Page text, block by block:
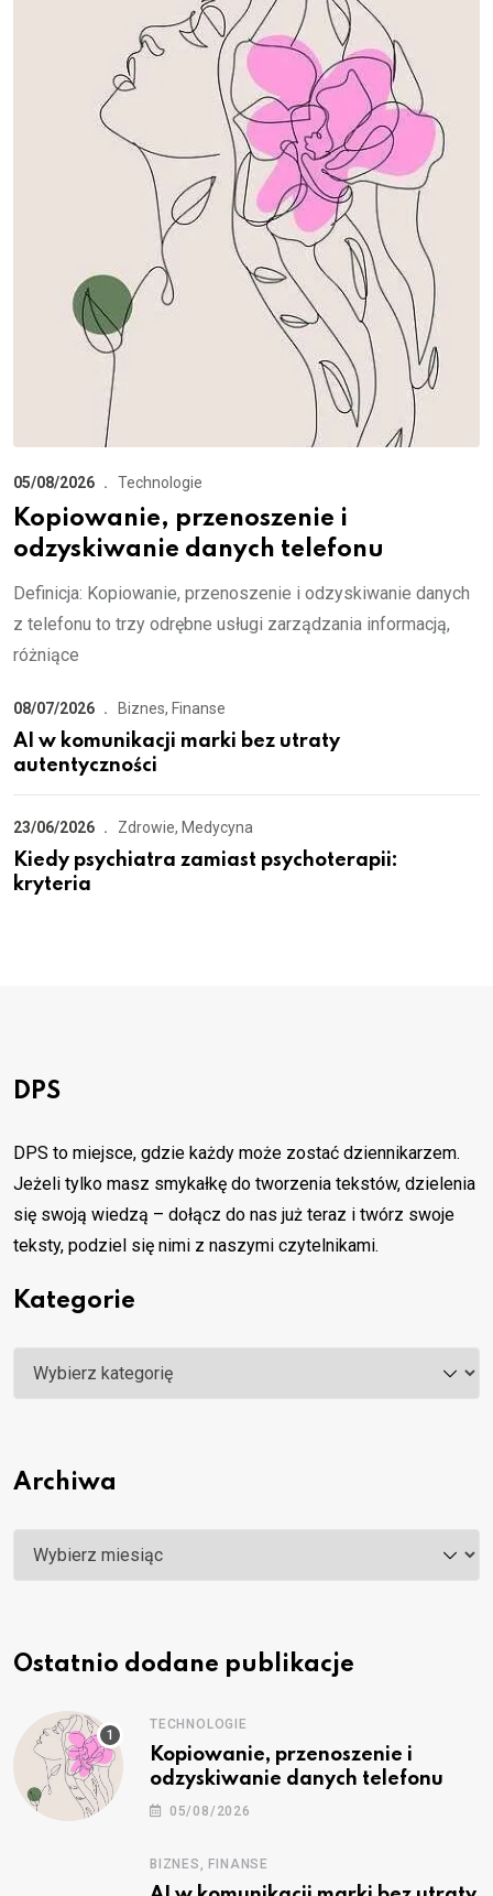
05/08/2026 Technologie
Kopiowanie, przenoszenie i
odzyskiwanie danych telefonu
Definicja: Kopiowanie, przenoszenie i odzyskiwanie danych
z telefonu to trzy odrębne usługi zarządzania informacją,
różniące
08/07/2026 Biznes, Finanse
AI w komunikacji marki bez utraty
autentyczności
23/06/2026 Zdrowie, Medycyna
Kiedy psychiatra zamiast psychoterapii:
kryteria
DPS
DPS to miejsce, gdzie każdy może zostać dziennikarzem.
Jeżeli tylko masz smykałkę do tworzenia tekstów, dzielenia
się swoją wiedzą – dołącz do nas już teraz i twórz swoje
teksty, podziel się nimi z naszymi czytelnikami.
Kategorie
Kategorie
Archiwa
Archiwa
Ostatnio dodane publikacje
TECHNOLOGIE
Kopiowanie, przenoszenie i
odzyskiwanie danych telefonu
05/08/2026
BIZNES, FINANSE